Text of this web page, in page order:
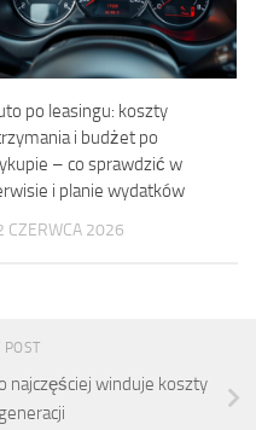
po leasingu: koszty
i budżet po
– co sprawdzić w
i planie wydatków
CZERWCA 2026
POST
najczęściej winduje koszty